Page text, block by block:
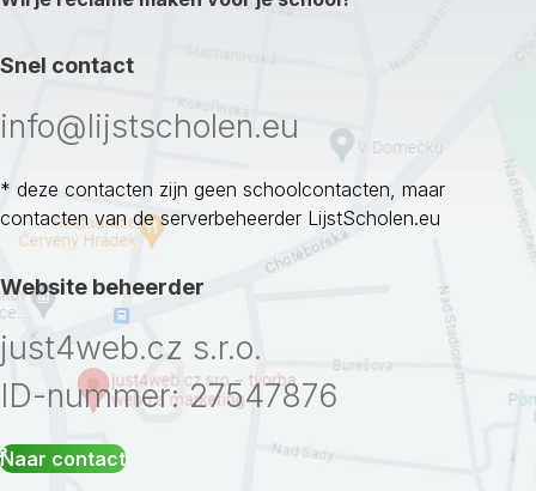
Snel contact
info@lijstscholen.eu
* deze contacten zijn geen schoolcontacten, maar
contacten van de serverbeheerder LijstScholen.eu
Website beheerder
just4web.cz s.r.o.
ID-nummer: 27547876
Naar contact